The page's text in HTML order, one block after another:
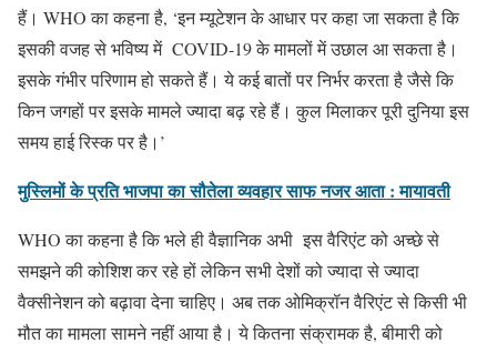
हैं। WHO का कहना है, ‘इन म्यूटेशन के आधार पर कहा जा सकता है कि
इसकी वजह से भविष्य में COVID-19 के मामलों में उछाल आ सकता है।
इसके गंभीर परिणाम हो सकते हैं। ये कई बातों पर निर्भर करता है जैसे कि
किन जगहों पर इसके मामले ज्यादा बढ़ रहे हैं। कुल मिलाकर पूरी दुनिया इस
समय हाई रिस्क पर है।’
मुस्लिमों के प्रति भाजपा का सौतेला व्यवहार साफ नजर आता : मायावती
WHO का कहना है कि भले ही वैज्ञानिक अभी इस वैरिएंट को अच्छे से
समझने की कोशिश कर रहे हों लेकिन सभी देशों को ज्यादा से ज्यादा
वैक्सीनेशन को बढ़ावा देना चाहिए। अब तक ओमिक्रॉन वैरिएंट से किसी भी
मौत का मामला सामने नहीं आया है। ये कितना संक्रामक है, बीमारी को